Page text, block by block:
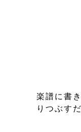
楽譜に書
りつぶす